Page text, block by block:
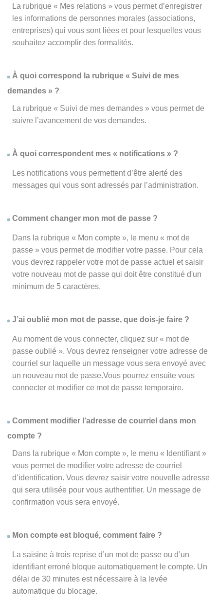
La rubrique « Mes relations » vous permet d’enregistrer
les informations de personnes morales (associations,
entreprises) qui vous sont liées et pour lesquelles vous
souhaitez accomplir des formalités.
À quoi correspond la rubrique « Suivi de mes
demandes » ?
La rubrique « Suivi de mes demandes » vous permet de
suivre l’avancement de vos demandes.
À quoi correspondent mes « notifications » ?
Les notifications vous permettent d’être alerté des
messages qui vous sont adressés par l’administration.
Comment changer mon mot de passe ?
Dans la rubrique « Mon compte », le menu « mot de
passe » vous permet de modifier votre passe. Pour cela
vous devrez rappeler votre mot de passe actuel et saisir
votre nouveau mot de passe qui doit être constitué d'un
minimum de 5 caractères.
J’ai oublié mon mot de passe, que dois-je faire ?
Au moment de vous connecter, cliquez sur « mot de
passe oublié ». Vous devrez renseigner votre adresse de
courriel sur laquelle un message vous sera envoyé avec
un nouveau mot de passe.Vous pourrez ensuite vous
connecter et modifier ce mot de passe temporaire.
Comment modifier l’adresse de courriel dans mon
compte ?
Dans la rubrique « Mon compte », le menu « Identifiant »
vous permet de modifier votre adresse de courriel
d’identification. Vous devrez saisir votre nouvelle adresse
qui sera utilisée pour vous authentifier. Un message de
confirmation vous sera envoyé.
Mon compte est bloqué, comment faire ?
La saisine à trois reprise d’un mot de passe ou d’un
identifiant erroné bloque automatiquement le compte. Un
délai de 30 minutes est nécessaire à la levée
automatique du blocage.